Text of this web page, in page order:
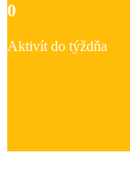
0
Aktivít do týždňa